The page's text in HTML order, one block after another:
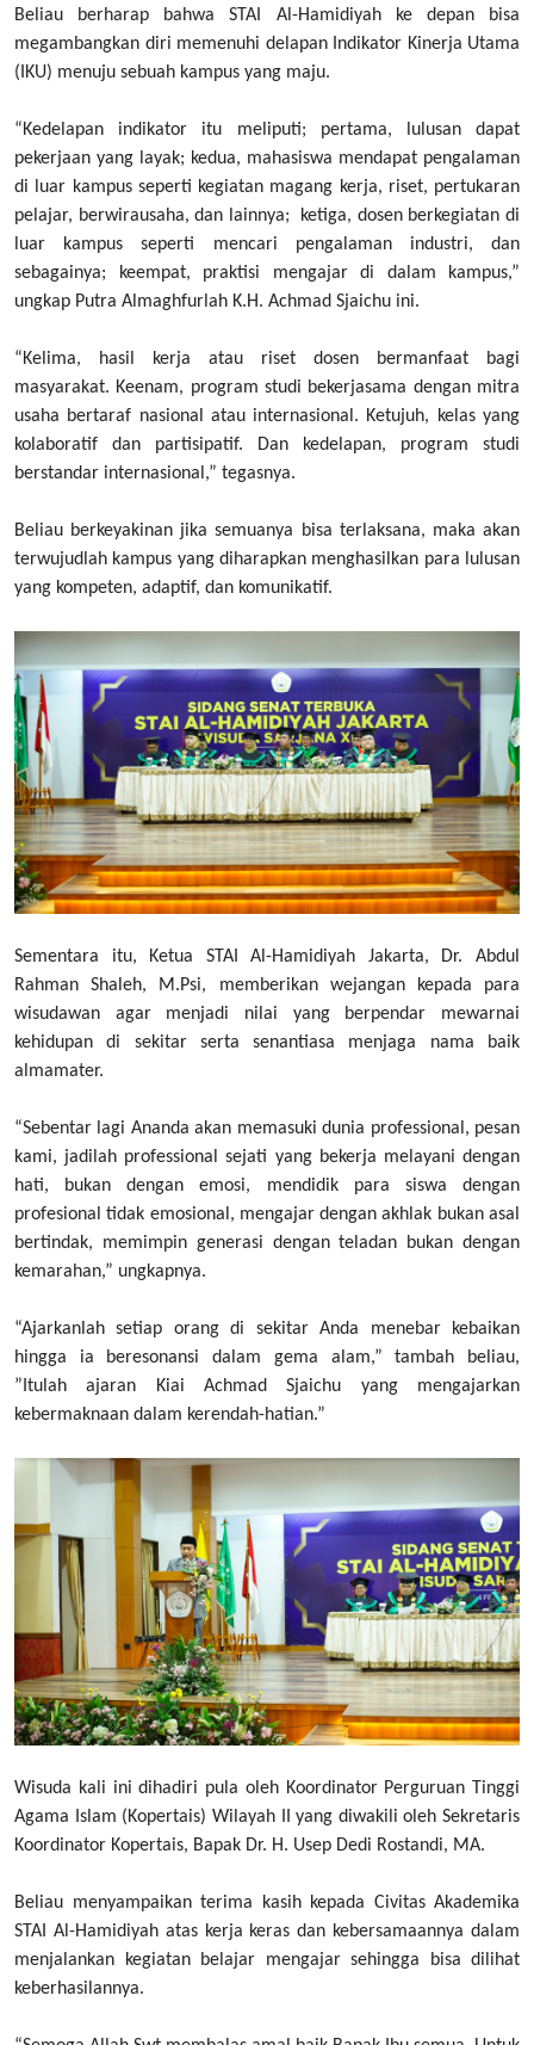
Beliau berharap bahwa STAI Al-Hamidiyah ke depan bisa
megambangkan diri memenuhi delapan Indikator Kinerja Utama
(IKU) menuju sebuah kampus yang maju.
“Kedelapan indikator itu meliputi; pertama, lulusan dapat
pekerjaan yang layak; kedua, mahasiswa mendapat pengalaman
di luar kampus seperti kegiatan magang kerja, riset, pertukaran
pelajar, berwirausaha, dan lainnya; ketiga, dosen berkegiatan di
luar kampus seperti mencari pengalaman industri, dan
sebagainya; keempat, praktisi mengajar di dalam kampus,”
ungkap Putra Almaghfurlah K.H. Achmad Sjaichu ini.
“Kelima, hasil kerja atau riset dosen bermanfaat bagi
masyarakat. Keenam, program studi bekerjasama dengan mitra
usaha bertaraf nasional atau internasional. Ketujuh, kelas yang
kolaboratif dan partisipatif. Dan kedelapan, program studi
berstandar internasional,” tegasnya.
Beliau berkeyakinan jika semuanya bisa terlaksana, maka akan
terwujudlah kampus yang diharapkan menghasilkan para lulusan
yang kompeten, adaptif, dan komunikatif.
Sementara itu, Ketua STAI Al-Hamidiyah Jakarta, Dr. Abdul
Rahman Shaleh, M.Psi, memberikan wejangan kepada para
wisudawan agar menjadi nilai yang berpendar mewarnai
kehidupan di sekitar serta senantiasa menjaga nama baik
almamater.
“Sebentar lagi Ananda akan memasuki dunia professional, pesan
kami, jadilah professional sejati yang bekerja melayani dengan
hati, bukan dengan emosi, mendidik para siswa dengan
profesional tidak emosional, mengajar dengan akhlak bukan asal
bertindak, memimpin generasi dengan teladan bukan dengan
kemarahan,” ungkapnya.
“Ajarkanlah setiap orang di sekitar Anda menebar kebaikan
hingga ia beresonansi dalam gema alam,” tambah beliau,
”Itulah ajaran Kiai Achmad Sjaichu yang mengajarkan
kebermaknaan dalam kerendah-hatian.”
Wisuda kali ini dihadiri pula oleh Koordinator Perguruan Tinggi
Agama Islam (Kopertais) Wilayah II yang diwakili oleh Sekretaris
Koordinator Kopertais, Bapak Dr. H. Usep Dedi Rostandi, MA.
Beliau menyampaikan terima kasih kepada Civitas Akademika
STAI Al-Hamidiyah atas kerja keras dan kebersamaannya dalam
menjalankan kegiatan belajar mengajar sehingga bisa dilihat
keberhasilannya.